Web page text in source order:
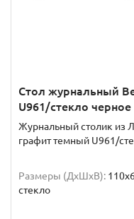
Стол журнальный
U961/стекло черное
Журнальный столик из
графит темный U961/
Размеры (ДхШxВ):
стекло